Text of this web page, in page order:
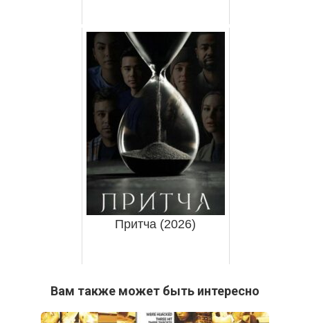
Притча (2026)
Вам также может быть интересно